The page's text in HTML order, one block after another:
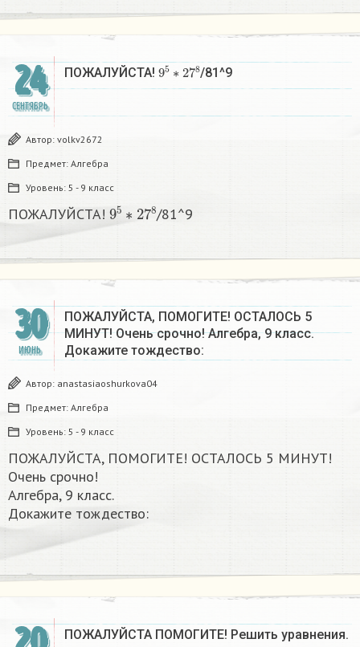
24
СЕНТЯБРЬ
ПОЖАЛУЙСТА! 95∗278/81^9
Автор: volkv2672
Предмет: Алгебра
Уровень: 5 - 9 класс
ПОЖАЛУЙСТА! 95 ∗278/81^9
30
ИЮНЬ
ПОЖАЛУЙСТА, ПОМОГИТЕ! ОСТАЛОСЬ 5
МИНУТ! Очень срочно! Алгебра, 9 класс.
Докажите тождество: ​
Автор: anastasiaoshurkova04
Предмет: Алгебра
Уровень: 5 - 9 класс
ПОЖАЛУЙСТА, ПОМОГИТЕ! ОСТАЛОСЬ 5 МИНУТ!
Очень срочно!
Алгебра, 9 класс.
Докажите тождество:
ПОЖАЛУЙСТА ПОМОГИТЕ! Решить уравнения.